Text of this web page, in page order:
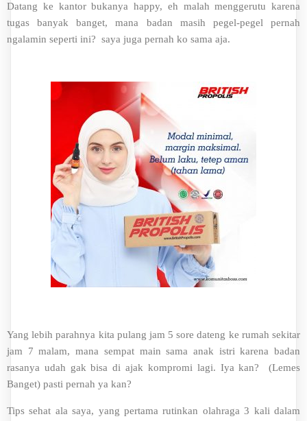
Datang ke kantor bukanya happy, eh malah menggerutu karena
tugas banyak banget, mana badan masih pegel-pegel pernah
ngalamin seperti ini? saya juga pernah ko sama aja.
Yang lebih parahnya kita pulang jam 5 sore dateng ke rumah sekitar
jam 7 malam, mana sempat main sama anak istri karena badan
rasanya udah gak bisa di ajak kompromi lagi. Iya kan? (Lemes
Banget) pasti pernah ya kan?
Tips sehat ala saya, yang pertama rutinkan olahraga 3 kali dalam